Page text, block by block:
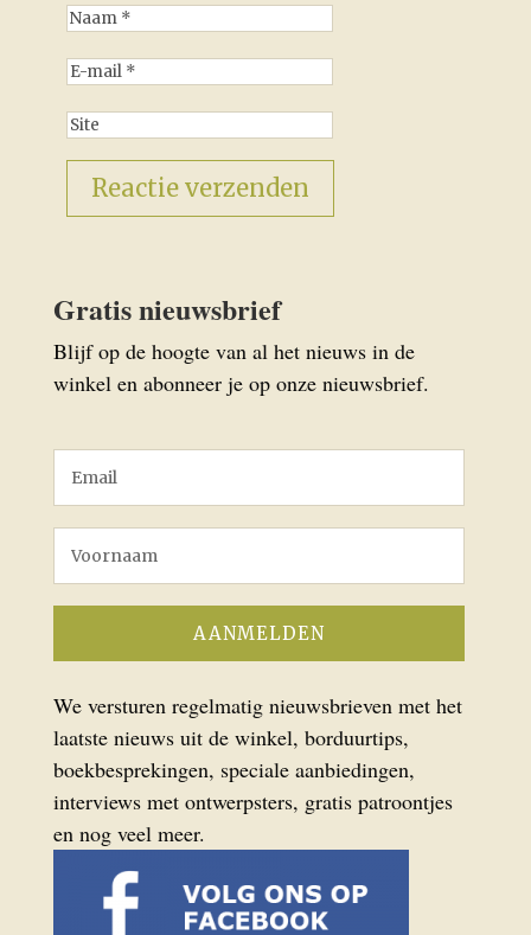
Gratis nieuwsbrief
Blijf op de hoogte van al het nieuws in de
winkel en abonneer je op onze nieuwsbrief.
We versturen regelmatig nieuwsbrieven met het
laatste nieuws uit de winkel, borduurtips,
boekbesprekingen, speciale aanbiedingen,
interviews met ontwerpsters, gratis patroontjes
en nog veel meer.